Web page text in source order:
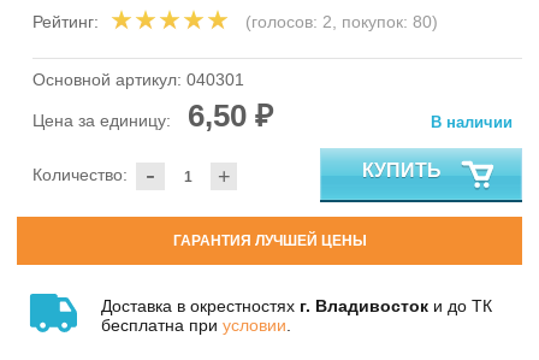
Рейтинг: (голосов: 2, покупок: 80)
Основной артикул: 040301
Цена за единицу: 6,50 ₽
- +
Количество:
В наличии
КУПИТЬ
ГАРАНТИЯ ЛУЧШЕЙ ЦЕНЫ
Доставка в окрестностях г. Владивосток и до ТК
бесплатна при условии